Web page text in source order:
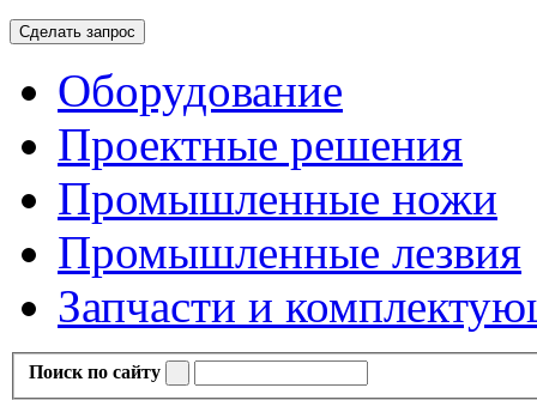
Сделать запрос
Оборудование
Проектные решения
Промышленные ножи
Промышленные лезвия
Запчасти и
Поиск по сайту